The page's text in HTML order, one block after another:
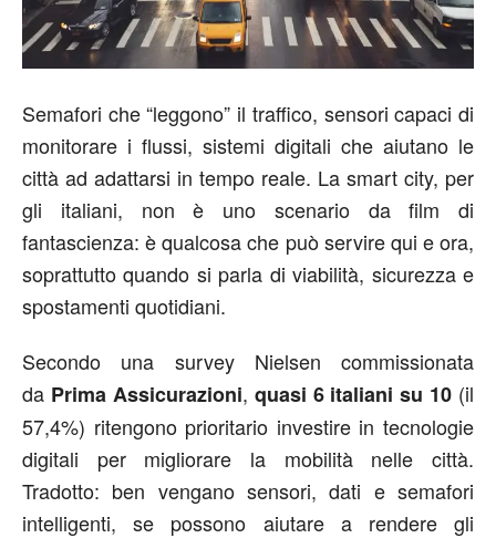
Semafori che “leggono” il traffico, sensori capaci di
monitorare i flussi, sistemi digitali che aiutano le
città ad adattarsi in tempo reale. La smart city, per
gli italiani, non è uno scenario da film di
fantascienza: è qualcosa che può servire qui e ora,
soprattutto quando si parla di viabilità, sicurezza e
spostamenti quotidiani.
Secondo una survey Nielsen commissionata
da Prima Assicurazioni, quasi 6 italiani su 10 (il
57,4%) ritengono prioritario investire in tecnologie
digitali per migliorare la mobilità nelle città.
Tradotto: ben vengano sensori, dati e semafori
intelligenti, se possono aiutare a rendere gli